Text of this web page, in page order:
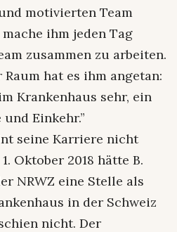
motivierten Team
ihm jeden Tag
zusammen zu arbeiten.
hat es ihm angetan:
Krankenhaus sehr, ein
Einkehr.”
seine Karriere nicht
Oktober 2018 hätte B.
NRWZ eine Stelle als
in der Schweiz
nicht. Der